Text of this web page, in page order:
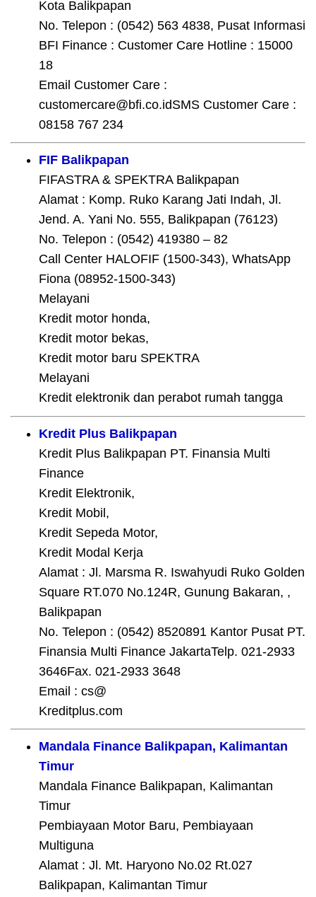
Kota Balikpapan
No. Telepon : (0542) 563 4838, Pusat Informasi
BFI Finance : Customer Care Hotline : 15000
18
Email Customer Care :
customercare@bfi.co.idSMS Customer Care :
08158 767 234
FIF Balikpapan
FIFASTRA & SPEKTRA Balikpapan
Alamat : Komp. Ruko Karang Jati Indah, Jl.
Jend. A. Yani No. 555, Balikpapan (76123)
No. Telepon : (0542) 419380 – 82
Call Center HALOFIF (1500-343), WhatsApp
Fiona (08952-1500-343)
Melayani
Kredit motor honda,
Kredit motor bekas,
Kredit motor baru SPEKTRA
Melayani
Kredit elektronik dan perabot rumah tangga
Kredit Plus Balikpapan
Kredit Plus Balikpapan PT. Finansia Multi
Finance
Kredit Elektronik,
Kredit Mobil,
Kredit Sepeda Motor,
Kredit Modal Kerja
Alamat : Jl. Marsma R. Iswahyudi Ruko Golden
Square RT.070 No.124R, Gunung Bakaran, ,
Balikpapan
No. Telepon : (0542) 8520891 Kantor Pusat PT.
Finansia Multi Finance JakartaTelp. 021-2933
3646Fax. 021-2933 3648
Email : cs@
Kreditplus.com
Mandala Finance Balikpapan, Kalimantan
Timur
Mandala Finance Balikpapan, Kalimantan
Timur
Pembiayaan Motor Baru, Pembiayaan
Multiguna
Alamat : Jl. Mt. Haryono No.02 Rt.027
Balikpapan, Kalimantan Timur